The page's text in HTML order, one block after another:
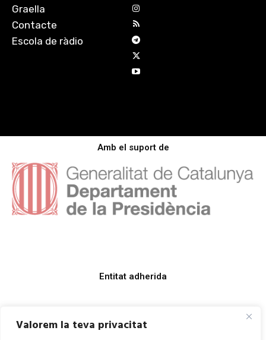
Valorem la teva privacitat
Graella
Contacte
Escola de ràdio
Amb el suport de
Entitat adherida